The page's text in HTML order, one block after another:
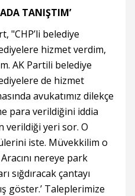
TANIŞTIM’
"CHP’li belediye
hizmet verdim,
AK Partili belediye
de hizmet
avukatımız dilekçe
para verildiğini iddia
verildiği yeri sor. O
iste. Müvekkilim o
nereye park
sığdıracak çantayı
göster.’ Taleplerimize